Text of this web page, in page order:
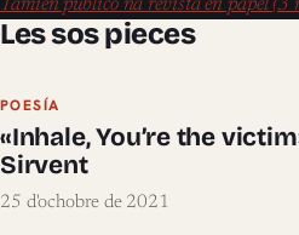
Tamién publicó na revista en papel
Les sos pieces
POESÍA
«Inhale, You’re the
Sirvent
25 d'ochobre de 2021